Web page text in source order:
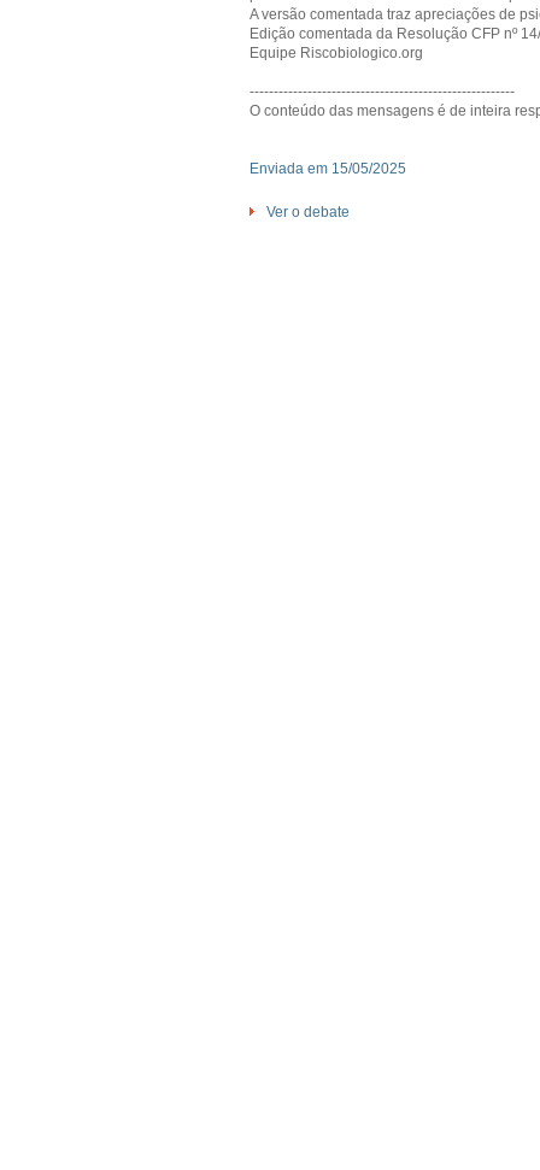
A versão comentada traz apreciações de
Edição comentada da Resolução CFP nº
Equipe Riscobiologico.org
-------------------------------------------------------
O conteúdo das mensagens é de inteira
Enviada em 15/05/2025
Ver o debate